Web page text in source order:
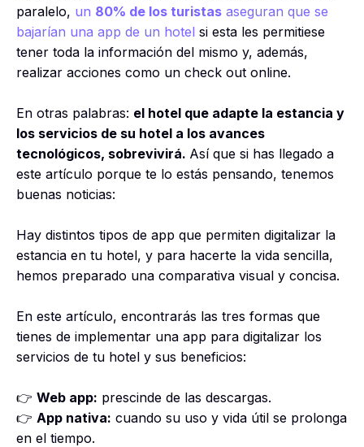
paralelo, un 80% de los turistas aseguran que se
bajarían una app de un hotel si esta les permitiese
tener toda la información del mismo y, además,
realizar acciones como un check out online.
En otras palabras: el hotel que adapte la estancia y
los servicios de su hotel a los avances
tecnológicos, sobrevivirá. Así que si has llegado a
este artículo porque te lo estás pensando, tenemos
buenas noticias:
Hay distintos tipos de app que permiten digitalizar la
estancia en tu hotel, y para hacerte la vida sencilla,
hemos preparado una comparativa visual y concisa.
En este artículo, encontrarás las tres formas que
tienes de implementar una app para digitalizar los
servicios de tu hotel y sus beneficios:
👉 Web app: prescinde de las descargas.
👉 App nativa: cuando su uso y vida útil se prolonga
en el tiempo.